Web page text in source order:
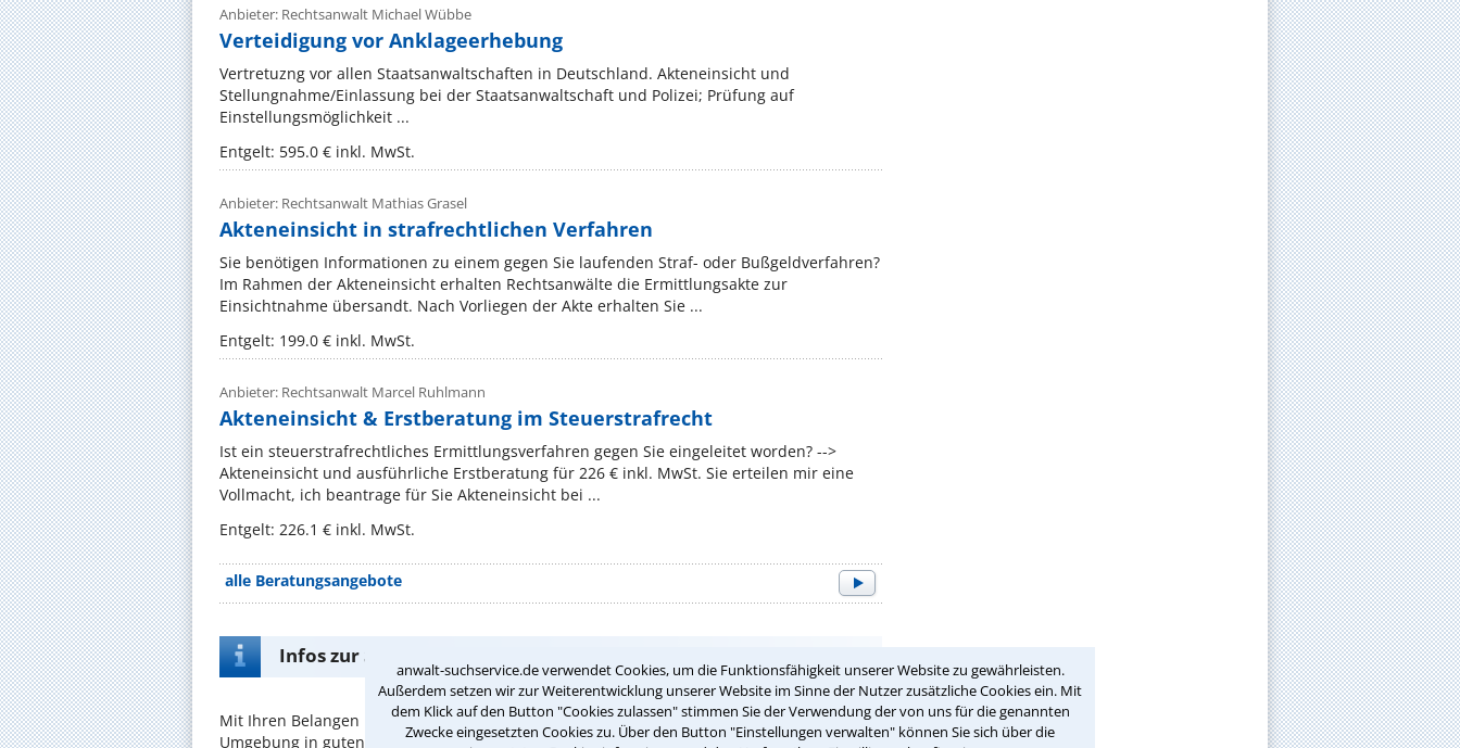
anwalt-suchservice.de verwendet Cookies, um die Funktionsfähigkeit unserer Website zu gewährleisten.
Außerdem setzen wir zur Weiterentwicklung unserer Website im Sinne der Nutzer zusätzliche Cookies ein. Mit
dem Klick auf den Button "Cookies zulassen" stimmen Sie der Verwendung der von uns für die genannten
Zwecke eingesetzten Cookies zu. Über den Button "Einstellungen verwalten" können Sie sich über die
Anbieter: Rechtsanwalt Michael Wübbe
Verteidigung vor Anklageerhebung
Vertretuzng vor allen Staatsanwaltschaften in Deutschland. Akteneinsicht und
Stellungnahme/Einlassung bei der Staatsanwaltschaft und Polizei; Prüfung auf
Einstellungsmöglichkeit ...
Entgelt: 595.0 € inkl. MwSt.
Anbieter: Rechtsanwalt Mathias Grasel
Akteneinsicht in strafrechtlichen Verfahren
Sie benötigen Informationen zu einem gegen Sie laufenden Straf- oder Bußgeldverfahren?
Im Rahmen der Akteneinsicht erhalten Rechtsanwälte die Ermittlungsakte zur
Einsichtnahme übersandt. Nach Vorliegen der Akte erhalten Sie ...
Entgelt: 199.0 € inkl. MwSt.
Anbieter: Rechtsanwalt Marcel Ruhlmann
Akteneinsicht & Erstberatung im Steuerstrafrecht
Ist ein steuerstrafrechtliches Ermittlungsverfahren gegen Sie eingeleitet worden? -->
Akteneinsicht und ausführliche Erstberatung für 226 € inkl. MwSt. Sie erteilen mir eine
Vollmacht, ich beantrage für Sie Akteneinsicht bei ...
Entgelt: 226.1 € inkl. MwSt.
alle Beratungsangebote
Infos zur Suche nach einem Anwalt für Strafrecht in Eichenzell
Mit Ihren Belangen im Strafrechtsind Sie bei unseren Anwälten aus Eichenzell und
Umgebung in guten Händen.